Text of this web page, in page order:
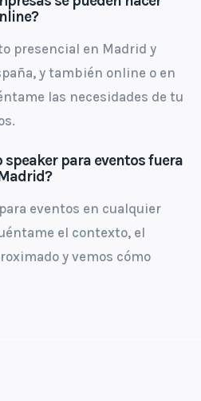
presencial en Madrid y
y también online o en
las necesidades de tu
para eventos fuera
eventos en cualquier
el contexto, el
y vemos cómo